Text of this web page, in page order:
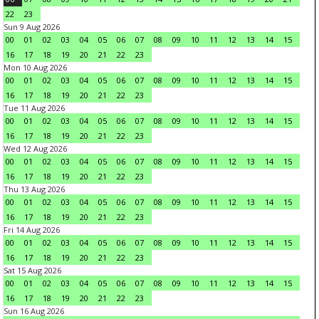
22
23
Sun 9 Aug 2026
00
01 02 03 04 05 06 07 08 09 10 11 12 13 14
15
16
17 18 19 20 21 22
23
Mon 10 Aug 2026
00
01 02 03 04 05 06 07 08 09 10 11 12 13 14
15
16
17 18 19 20 21 22
23
Tue 11 Aug 2026
00
01 02 03 04 05 06 07 08 09 10 11 12 13 14
15
16
17 18 19 20 21 22
23
Wed 12 Aug 2026
00
01 02 03 04 05 06 07 08 09 10 11 12 13 14
15
16
17 18 19 20 21 22
23
Thu 13 Aug 2026
00
01 02 03 04 05 06 07 08 09 10 11 12 13 14
15
16
17 18 19 20 21 22
23
Fri 14 Aug 2026
00
01 02 03 04 05 06 07 08 09 10 11 12 13 14
15
16
17 18 19 20 21 22
23
Sat 15 Aug 2026
00
01 02 03 04 05 06 07 08 09 10 11 12 13 14
15
16
17 18 19 20 21 22
23
Sun 16 Aug 2026